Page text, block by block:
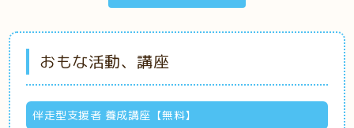
おもな活動、講座
伴走型支援者 養成講座【無料】